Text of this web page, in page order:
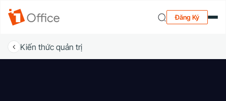
Đăng Ký
Kiến thức quản trị